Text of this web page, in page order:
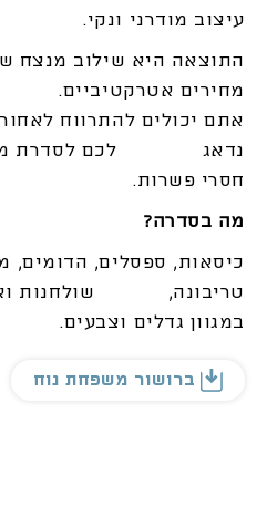
עיצוב מודרני ונקי.
התוצאה היא שילוב מנצח
מחירים אטרקטיביים.
אתם יכולים להתרווח
נדאג לכם לסדרת
חסרי פשרות.
מה בסדרה?
כיסאות, ספסלים, הדומים,
טריבונה, שולחנות
במגוון גדלים וצבעים.
ברושור משפחת נוח